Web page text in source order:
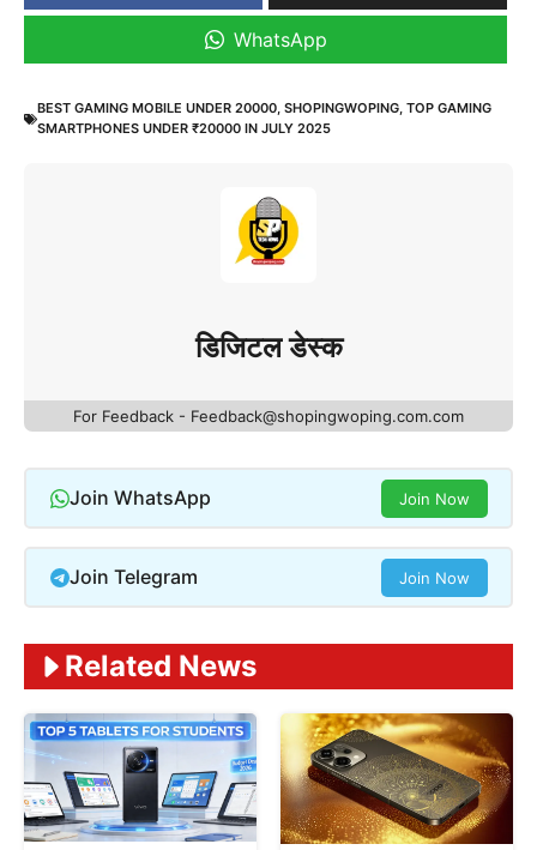
WhatsApp
BEST GAMING MOBILE UNDER 20000, SHOPINGWOPING, TOP GAMING
SMARTPHONES UNDER ₹20000 IN JULY 2025
डिजिटल डेस्क
For Feedback - Feedback@shopingwoping.com.com
Join WhatsApp Join Now
Join Telegram Join Now
Related News